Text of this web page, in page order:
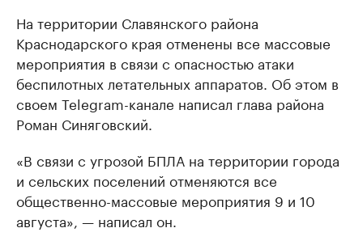
На территории Славянского района
Краснодарского края отменены все массовые
мероприятия в связи с опасностью атаки
беспилотных летательных аппаратов. Об этом в
своем Telegram-канале написал глава района
Роман Синяговский.
«В связи с угрозой БПЛА на территории города
и сельских поселений отменяются все
общественно-массовые мероприятия 9 и 10
августа», — написал он.